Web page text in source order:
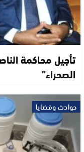
تأجيل محاكمة
الصحراء”
حوادث وقضايا